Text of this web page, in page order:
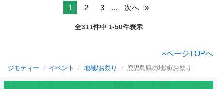
1 2 3 ... 次へ
全311件中 1-50件表示
ページTOPへ
ジモティー イベント 地域/お祭り 鹿児島県の地域/お祭り